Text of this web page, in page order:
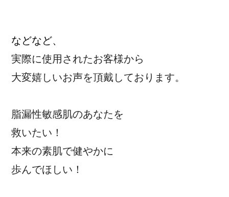
などなど、
実際に使用されたお客様から
大変嬉しいお声を頂戴しております。
脂漏性敏感肌のあなたを
救いたい！
本来の素肌で健やかに
歩んでほしい！